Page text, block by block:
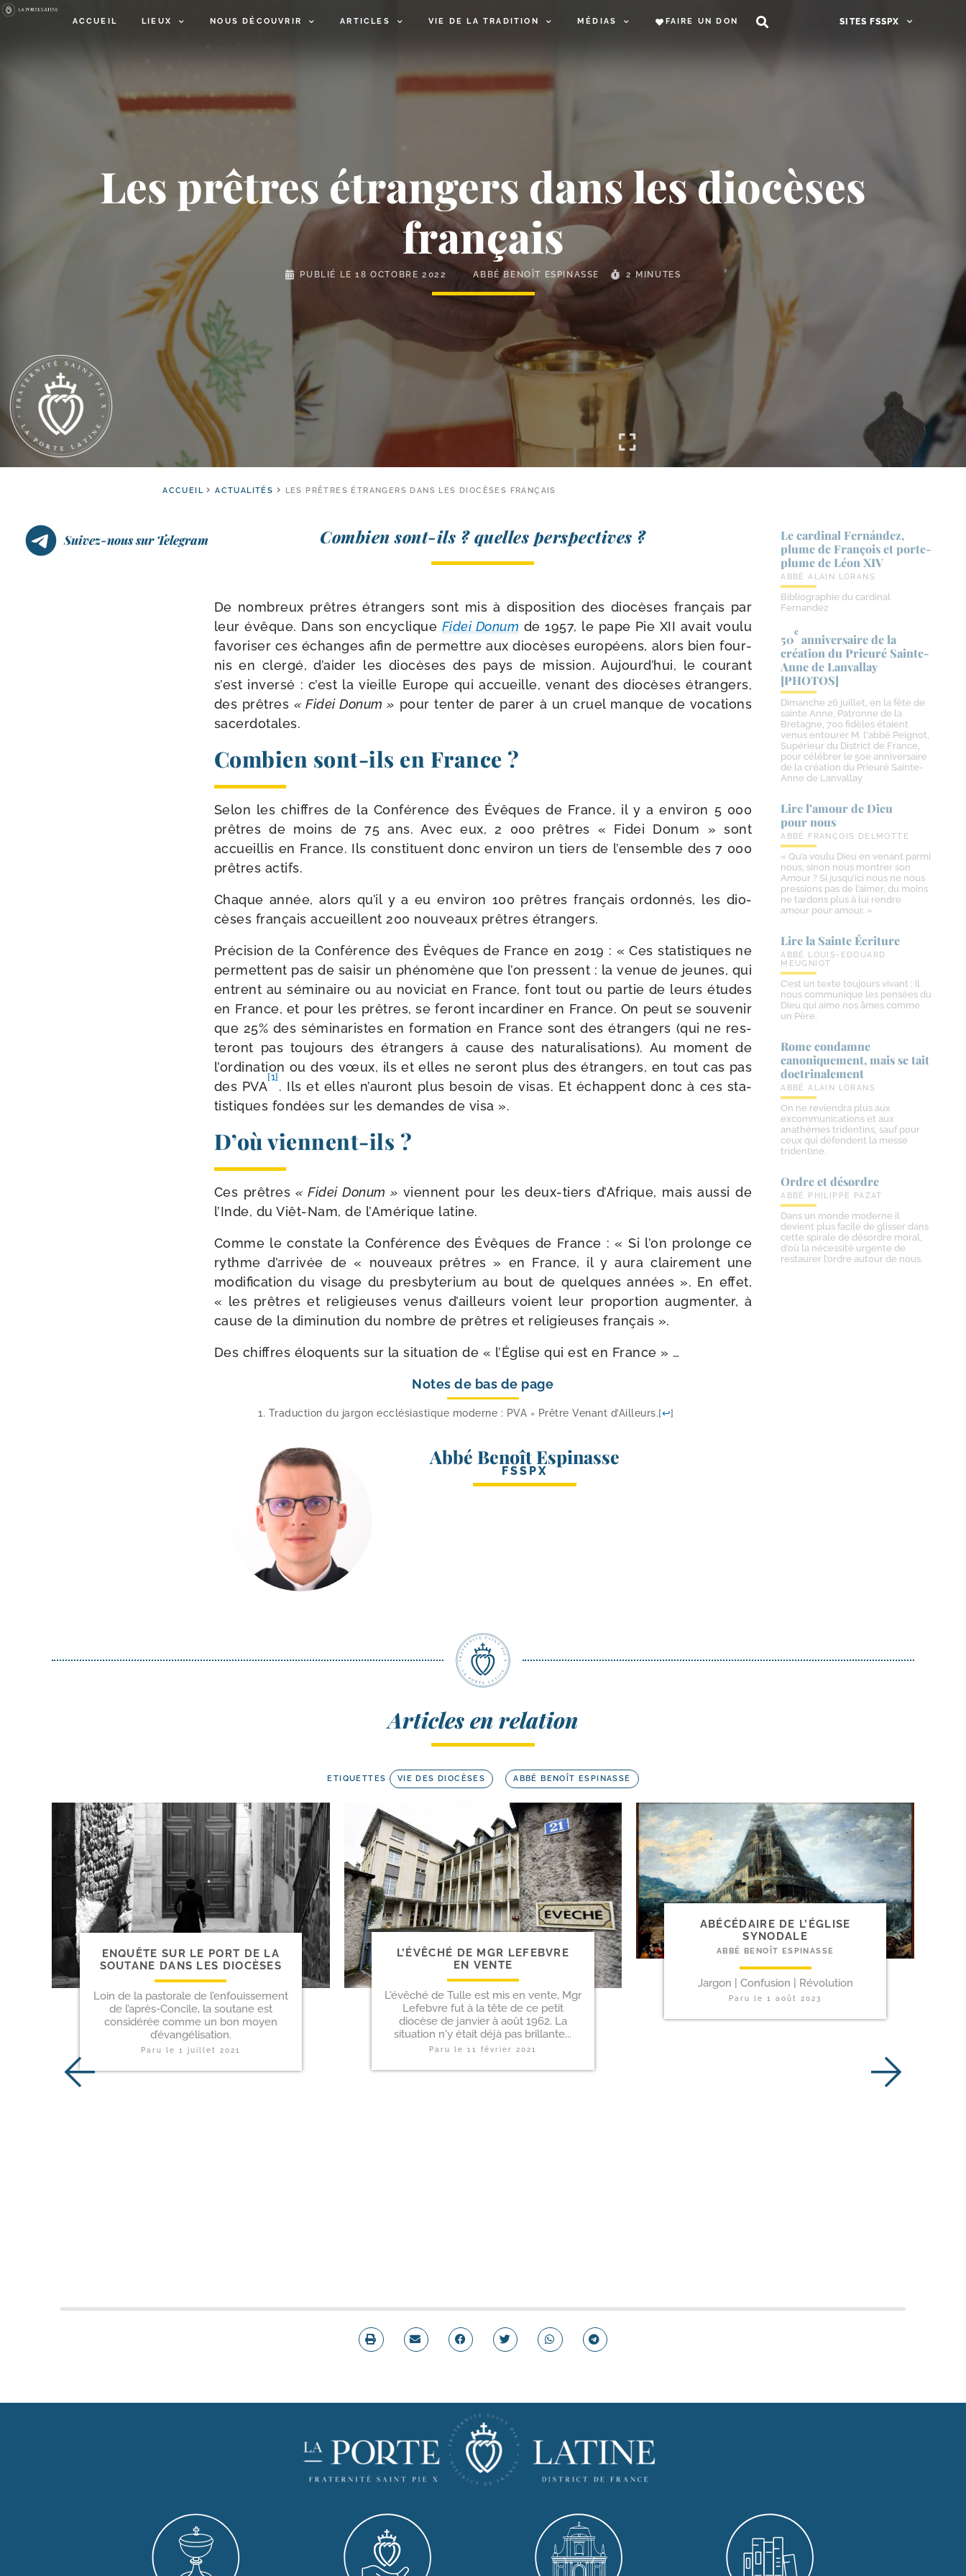
ACCUEIL LIEUX NOUS DÉCOUVRIR ARTICLES VIE DE LA TRADITION MÉDIAS FAIRE UN DON SITES FSSPX
Les prêtres étrangers dans les diocèses
français
PUBLIÉ LE18 OCTOBRE 2022 ABBÉ BENOÎT ESPINASSE 2 MINUTES
ACCUEIL ACTUALITÉS LES PRÊTRES ÉTRANGERS DANS LES DIOCÈSES FRANÇAIS
Suivez-nous sur Telegram Combien sont-​ils ? quelles perspectives ?
De nom­breux prêtres étran­gers sont mis à dis­po­si­tion des dio­cèses fran­çais par
leur évêque. Dans son ency­clique Fidei Donum de 1957, le pape Pie XII avait vou­lu
favo­ri­ser ces échanges afin de per­mettre aux dio­cèses euro­péens, alors bien four­
nis en cler­gé, d’ai­der les dio­cèses des pays de mis­sion. Aujourd’hui, le cou­rant
s’est inver­sé : c’est la vieille Europe qui accueille, venant des dio­cèses étran­gers,
des prêtres« Fidei Donum » pour ten­ter de parer à un cruel manque de voca­tions
sacerdotales.
Combien sont-​ils en France ?
Selon les chiffres de la Conférence des Évêques de France, il y a envi­ron 5 000
prêtres de moins de 75 ans. Avec eux, 2 000 prêtres « Fidei Donum » sont
accueillis en France. Ils consti­tuent donc envi­ron un tiers de l’en­semble des 7 000
prêtres actifs.
Chaque année, alors qu’il y a eu envi­ron 100 prêtres fran­çais ordon­nés, les dio­
cèses fran­çais accueillent 200 nou­veaux prêtres étrangers.
Précision de la Conférence des Évêques de France en 2019 : « Ces sta­tis­tiques ne
per­mettent pas de sai­sir un phé­no­mène que l’on pressent : la venue de jeunes, qui
entrent au sémi­naire ou au novi­ciat en France, font tout ou par­tie de leurs études
en France, et pour les prêtres, se feront incar­di­ner en France. On peut se sou­ve­nir
que 25% des sémi­na­ristes en for­ma­tion en France sont des étran­gers (qui ne res­
te­ront pas tou­jours des étran­gers à cause des natu­ra­li­sa­tions). Au moment de
l’ordination ou des vœux, ils et elles ne seront plus des étran­gers, en tout cas pas
des PVA
[1]
. Ils et elles n’auront plus besoin de visas. Et échappent donc à ces sta­
tis­tiques fon­dées sur les demandes de visa ».
D’où viennent-​ils ?
Ces prêtres« Fidei Donum » viennent pour les deux-​tiers d’Afrique, mais aus­si de
l’Inde, du Viêt-​Nam, de l’Amérique latine.
Comme le constate la Conférence des Évêques de France : « Si l’on pro­longe ce
rythme d’arrivée de « nou­veaux prêtres » en France, il y aura clai­re­ment une
modi­fi­ca­tion du visage du pres­by­te­rium au bout de quelques années ». En effet,
« les prêtres et reli­gieuses venus d’ailleurs voient leur pro­por­tion aug­men­ter, à
cause de la dimi­nu­tion du nombre de prêtres et reli­gieuses français ».
Des chiffres élo­quents sur la situa­tion de « l’Église qui est en France » …
Notes de bas de page
Traduction du jar­gon ecclé­sias­tique moderne : PVA = Prêtre Venant d’Ailleurs.[↩]
Abbé Benoît Espinasse
FSSPX
Le cardinal Fernández,
plume de François et porte-​
plume de Léon XIV
ABBÉ ALAIN LORANS
Bibliographie du cardinal
Fernandez
50
e
anniversaire de la
création du Prieuré Sainte-​
Anne de Lanvallay
[PHOTOS]
Dimanche 26 juillet, en la fête de
sainte Anne, Patronne de la
Bretagne, 700 fidèles étaient
venus entourer M. l'abbé Peignot,
Supérieur du District de France,
pour célébrer le 50e anniversaire
de la création du Prieuré Sainte-
Anne de Lanvallay
Lire l’amour de Dieu
pour nous
ABBÉ FRANÇOIS DELMOTTE
« Qu’a voulu Dieu en venant parmi
nous, sinon nous montrer son
Amour ? Si jusqu’ici nous ne nous
pressions pas de l’aimer, du moins
ne tardons plus à lui rendre
amour pour amour. »
Lire la Sainte Écriture
ABBÉ LOUIS-EDOUARD
MEUGNIOT
C’est un texte toujours vivant ; il
nous communique les pensées du
Dieu qui aime nos âmes comme
un Père.
Rome condamne
canoniquement, mais se tait
doctrinalement
ABBÉ ALAIN LORANS
On ne reviendra plus aux
excommunications et aux
anathèmes tridentins, sauf pour
ceux qui défendent la messe
tridentine.
Ordre et désordre
ABBÉ PHILIPPE PAZAT
Dans un monde moderne il
devient plus facile de glisser dans
cette spirale de désordre moral,
d’où la nécessité urgente de
restaurer l’ordre autour de nous.
Articles en relation
ETIQUETTES VIE DES DIOCÈSES ABBÉ BENOÎT ESPINASSE
ENQUÊTE SUR LE PORT DE LA
SOUTANE DANS LES DIOCÈSES
Loin de la pastorale de l’enfouissement
de l’après-Concile, la soutane est
considérée comme un bon moyen
d’évangélisation.
Paru le 1 juillet 2021
L’ÉVÊCHÉ DE MGR LEFEBVRE
EN VENTE
L'évêché de Tulle est mis en vente, Mgr
Lefebvre fut à la tête de ce petit
diocèse de janvier à août 1962. La
situation n'y était déjà pas brillante...
Paru le 11 février 2021
ABÉCÉDAIRE DE L’ÉGLISE
SYNODALE
ABBÉ BENOÎT ESPINASSE
Jargon | Confusion | Révolution
Paru le1 août 2023